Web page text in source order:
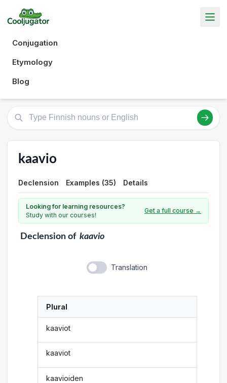
Conjugation
Etymology
Blog
kaavio
Declension Examples (35) Details
Looking for learning resources?
Study with our courses!
Get a full course →
Declensionof kaavio
Translation
Plural
kaaviot
kaaviot
kaavioiden